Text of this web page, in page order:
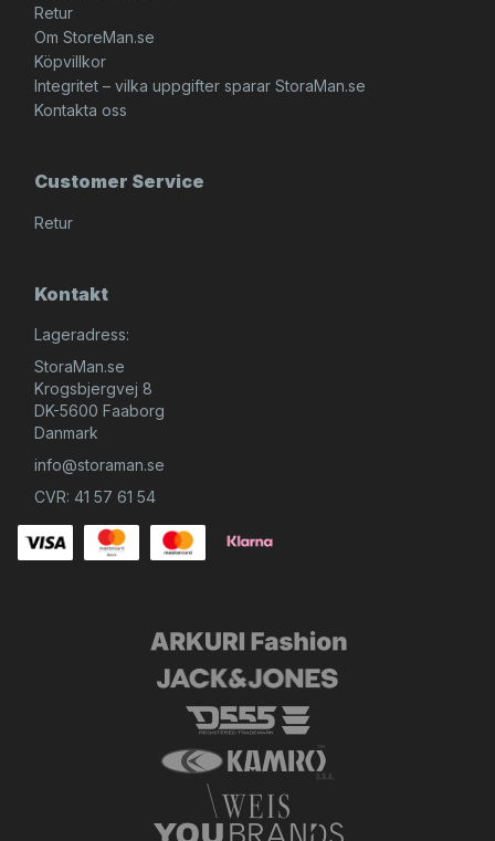
Retur
Om StoreMan.se
Köpvillkor
Integritet – vilka uppgifter sparar StoraMan.se
Kontakta oss
Customer Service
Retur
Kontakt
Lageradress:
StoraMan.se
Krogsbjergvej 8
DK-5600 Faaborg
Danmark
info@storaman.se
CVR: 41 57 61 54